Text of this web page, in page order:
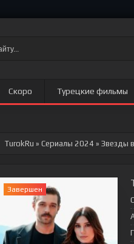
Скоро Турецкие фильмы
TurokRu » Сериалы 2024 » Звезды
Завершен